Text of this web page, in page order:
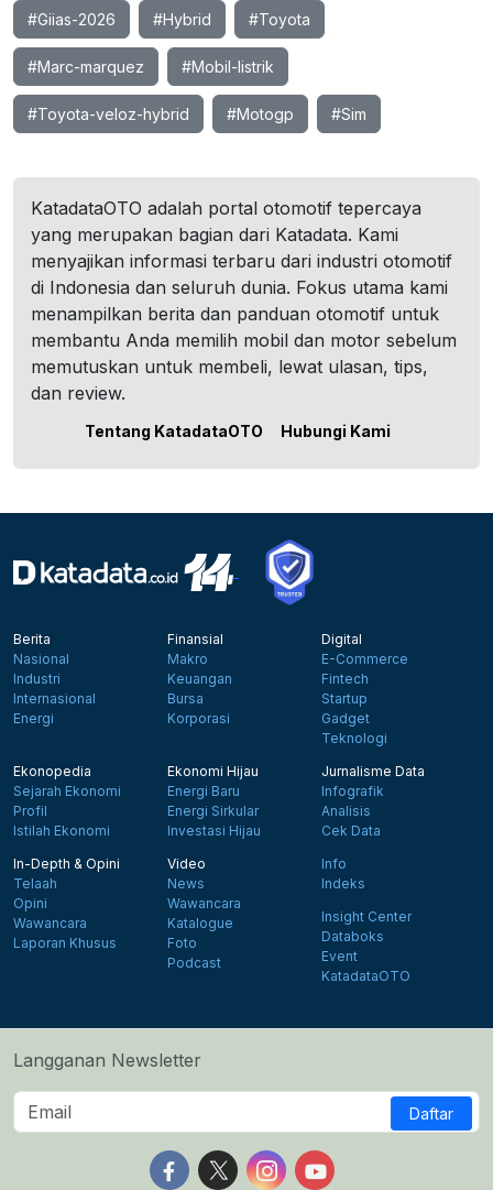
#Giias-2026 #Hybrid #Toyota
#Marc-marquez #Mobil-listrik
#Toyota-veloz-hybrid #Motogp #Sim
KatadataOTO adalah portal otomotif tepercaya
yang merupakan bagian dari Katadata. Kami
menyajikan informasi terbaru dari industri otomotif
di Indonesia dan seluruh dunia. Fokus utama kami
menampilkan berita dan panduan otomotif untuk
membantu Anda memilih mobil dan motor sebelum
memutuskan untuk membeli, lewat ulasan, tips,
dan review.
Tentang KatadataOTO Hubungi Kami
Berita
Nasional
Industri
Internasional
Energi
Finansial
Makro
Keuangan
Bursa
Korporasi
Digital
E-Commerce
Fintech
Startup
Gadget
Teknologi
Ekonopedia
Sejarah Ekonomi
Profil
Istilah Ekonomi
Ekonomi Hijau
Energi Baru
Energi Sirkular
Investasi Hijau
Jurnalisme Data
Infografik
Analisis
Cek Data
In-Depth & Opini
Telaah
Opini
Wawancara
Laporan Khusus
Video
News
Wawancara
Katalogue
Foto
Podcast
Info
Indeks
Insight Center
Databoks
Event
KatadataOTO
Langganan Newsletter
Daftar
Follow us on Facebook
Follow us on X
Follow us on Instagram
Follow us on